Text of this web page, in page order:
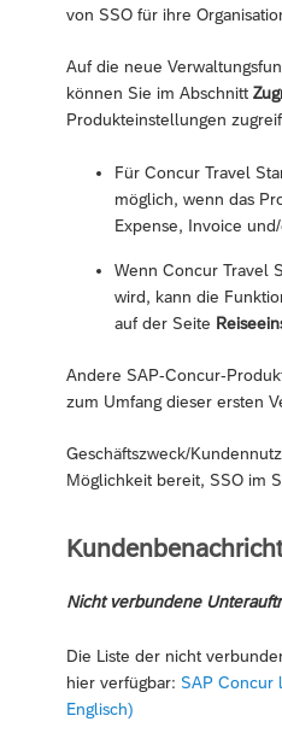
von SSO für ihre
Auf die neue
können Sie im Abschnitt
Produkteinstellungen
Für Concur Travel
möglich, wenn das
Expense, Invoice
Wenn Concur Travel
wird, kann die
auf der Seite
Andere SAP-Concur-
zum Umfang dieser ersten
Geschäftszweck/
Möglichkeit bereit, SSO im
Nicht verbundene
Die Liste der nicht
hier verfügbar: SAP Concur
Englisch)